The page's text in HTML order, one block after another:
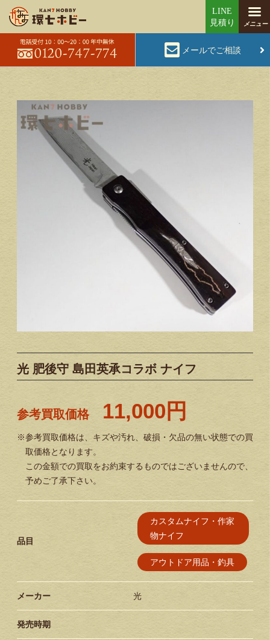
メールでご相談
光 肥後守 島田英承コラボ ナイフ
参考買取価格 11,000円
※参考買取価格は、キズや汚れ、破損・欠品の無い状態での買
取価格となります。
この金額での買取をお約束するものではございませんので、
予めご了承下さい。
品目
カスタムナイフ・作家
物ナイフ
アウトドア用品・釣具
メーカー 光
発売時期